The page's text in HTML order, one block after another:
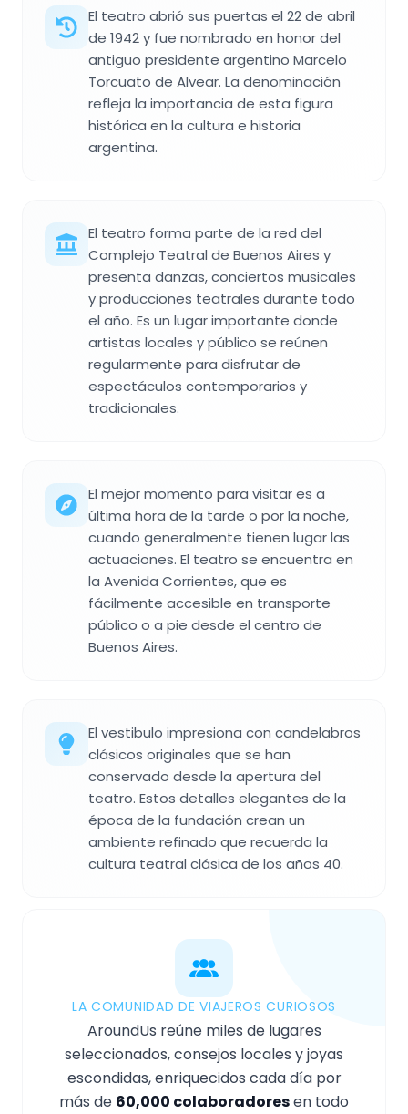
El teatro abrió sus puertas el 22 de abril
de 1942 y fue nombrado en honor del
antiguo presidente argentino Marcelo
Torcuato de Alvear. La denominación
refleja la importancia de esta figura
histórica en la cultura e historia
argentina.
El teatro forma parte de la red del
Complejo Teatral de Buenos Aires y
presenta danzas, conciertos musicales
y producciones teatrales durante todo
el año. Es un lugar importante donde
artistas locales y público se reúnen
regularmente para disfrutar de
espectáculos contemporarios y
tradicionales.
El mejor momento para visitar es a
última hora de la tarde o por la noche,
cuando generalmente tienen lugar las
actuaciones. El teatro se encuentra en
la Avenida Corrientes, que es
fácilmente accesible en transporte
público o a pie desde el centro de
Buenos Aires.
El vestibulo impresiona con candelabros
clásicos originales que se han
conservado desde la apertura del
teatro. Estos detalles elegantes de la
época de la fundación crean un
ambiente refinado que recuerda la
cultura teatral clásica de los años 40.
LA COMUNIDAD DE VIAJEROS CURIOSOS
AroundUs reúne miles de lugares
seleccionados, consejos locales y joyas
escondidas, enriquecidos cada día por
más de 60,000 colaboradoresen todo